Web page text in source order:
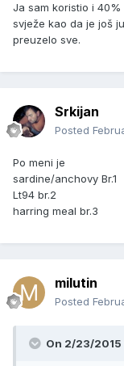
Ja sam koristio i
svježe kao da je još
preuzelo sve.
Srkijan
Posted
Po meni je
sardine/anchovy Br.1
Lt94 br.2
harring meal br.3
milutin
Posted
On 2/23/2015